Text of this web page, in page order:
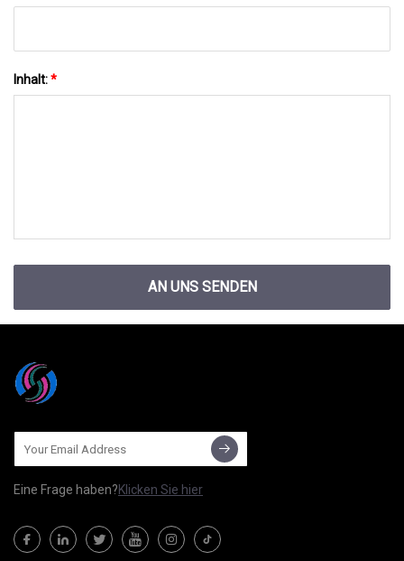
Inhalt:*
AN UNS SENDEN
Eine Frage haben?Klicken Sie hier